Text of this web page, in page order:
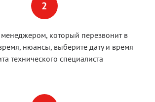
менеджером, который перезвонит в
нюансы, выберите дату и время
технического специалиста